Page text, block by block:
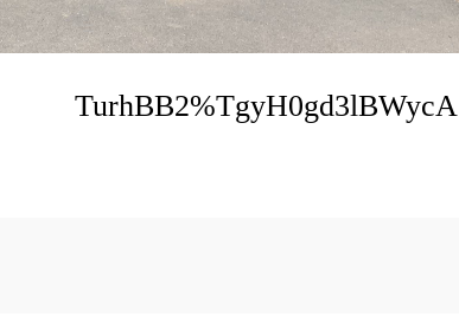
TurhBB2%TgyH0gd3lBWycA